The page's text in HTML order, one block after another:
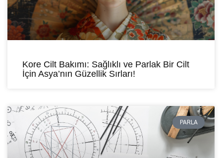
Kore Cilt Bakımı: Sağlıklı ve Parlak Bir Cilt
İçin Asya’nın Güzellik Sırları!
PARLA